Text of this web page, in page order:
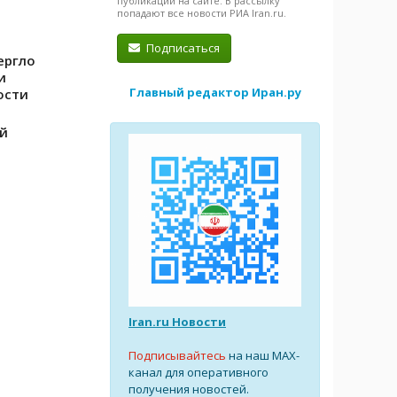
попадают все новости РИА Iran.ru.
Подписаться
Главный редактор Иран.ру
Iran.ru Новости
Подписывайтесь на наш MAX-
канал для оперативного
получения новостей.